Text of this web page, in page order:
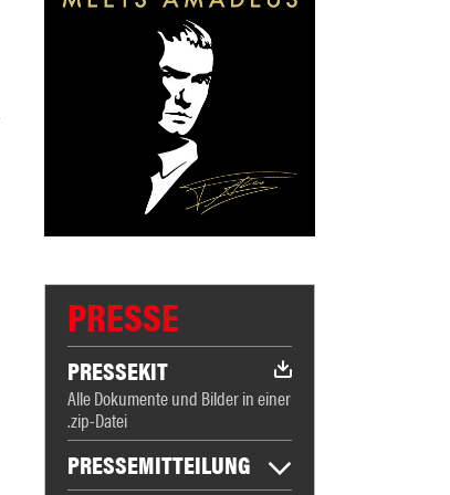
PRESSE
PRESSEKIT
Alle Dokumente und Bilder in einer
.zip-Datei
PRESSEMITTEILUNG